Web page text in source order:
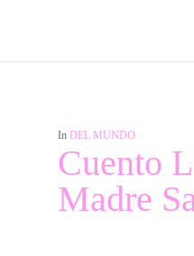
In DEL MUNDO
Cuento
Madre